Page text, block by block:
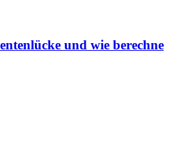
und wie berechne